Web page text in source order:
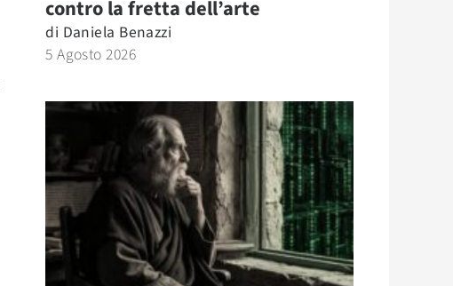
contro la fretta dell’arte
di Daniela Benazzi
5 Agosto 2026